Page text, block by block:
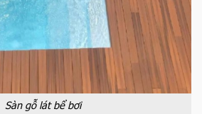
Sàn gỗ lát bể bơi